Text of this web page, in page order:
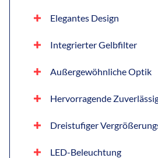
Elegantes Design
Integrierter Gelbfilter
Außergewöhnliche Optik
Hervorragende
Dreistufiger
LED-Beleuchtung